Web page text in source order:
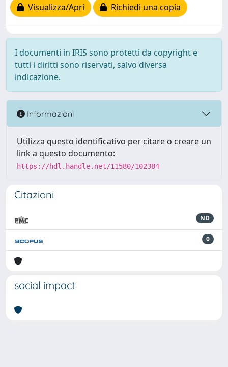
Visualizza/Apri
Richiedi una copia
I documenti in IRIS sono protetti da copyright e
tutti i diritti sono riservati, salvo diversa
indicazione.
Informazioni
Utilizza questo identificativo per citare o creare un
link a questo documento:
https://hdl.handle.net/11580/102384
Citazioni
ND
0
social impact